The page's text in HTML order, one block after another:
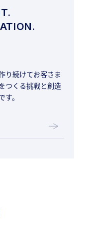
り続けてお客さま
つくる挑戦と創造
。